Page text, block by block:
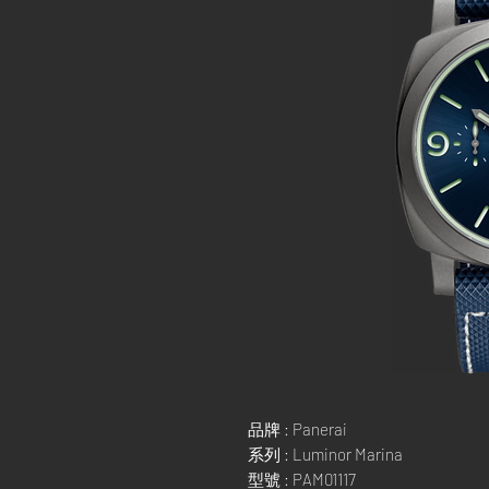
品牌 : Panerai
系列 : Luminor Marina
型號 : PAM01117